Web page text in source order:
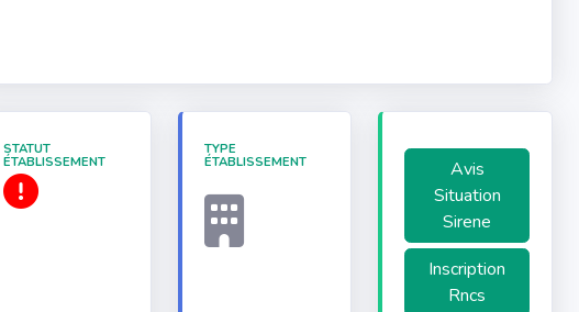
STATUT
ÉTABLISSEMENT
TYPE
ÉTABLISSEMENT
Avis
Situation
Sirene
Inscription
Rncs